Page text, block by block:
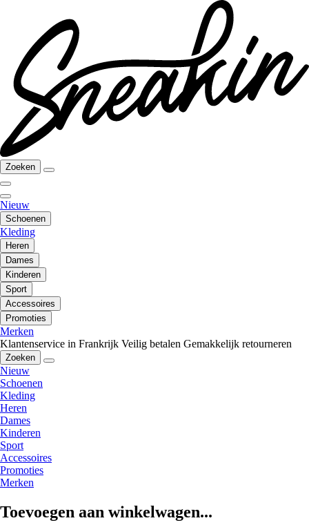
Zoeken
Nieuw
Schoenen
Kleding
Heren
Dames
Kinderen
Sport
Accessoires
Promoties
Merken
Klantenservice in Frankrijk Veilig betalen Gemakkelijk retourneren
Zoeken
Nieuw
Schoenen
Kleding
Heren
Dames
Kinderen
Sport
Accessoires
Promoties
Merken
Toevoegen aan winkelwagen...